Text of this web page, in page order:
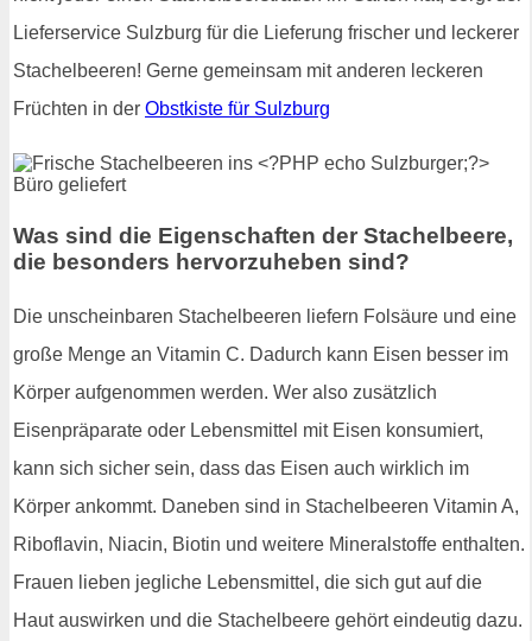
Lieferservice Sulzburg für die Lieferung frischer und leckerer
Stachelbeeren! Gerne gemeinsam mit anderen leckeren
Früchten in der Obstkiste für Sulzburg
Was sind die Eigenschaften der Stachelbeere,
die besonders hervorzuheben sind?
Die unscheinbaren Stachelbeeren liefern Folsäure und eine
große Menge an Vitamin C. Dadurch kann Eisen besser im
Körper aufgenommen werden. Wer also zusätzlich
Eisenpräparate oder Lebensmittel mit Eisen konsumiert,
kann sich sicher sein, dass das Eisen auch wirklich im
Körper ankommt. Daneben sind in Stachelbeeren Vitamin A,
Riboflavin, Niacin, Biotin und weitere Mineralstoffe enthalten.
Frauen lieben jegliche Lebensmittel, die sich gut auf die
Haut auswirken und die Stachelbeere gehört eindeutig dazu.